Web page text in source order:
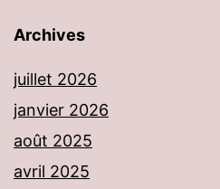
Archives
juillet 2026
janvier 2026
août 2025
avril 2025